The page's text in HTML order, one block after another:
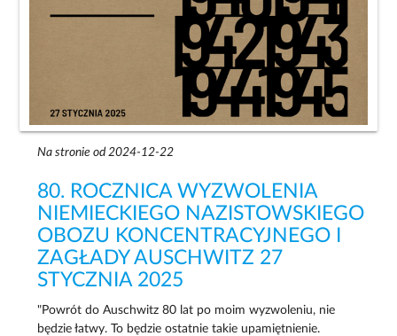
Na stronie od 2024-12-22
80. ROCZNICA WYZWOLENIA
NIEMIECKIEGO NAZISTOWSKIEGO
OBOZU KONCENTRACYJNEGO I
ZAGŁADY AUSCHWITZ 27
STYCZNIA 2025
"Powrót do Auschwitz 80 lat po moim wyzwoleniu, nie
będzie łatwy. To będzie ostatnie takie upamiętnienie.